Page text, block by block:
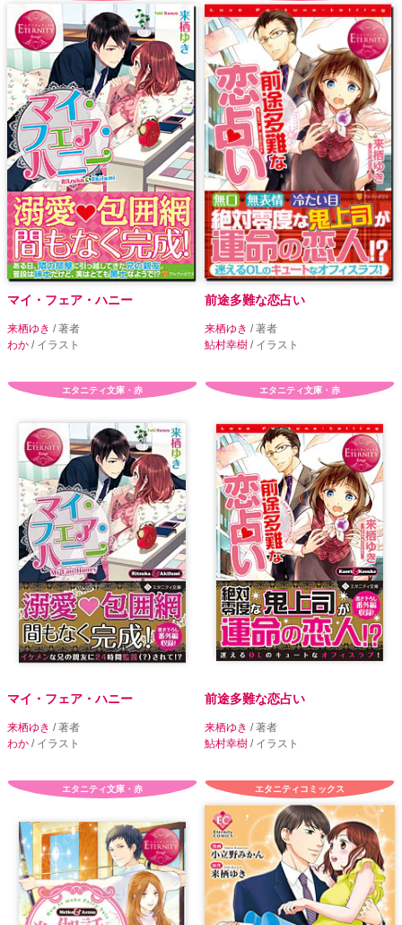
マイ・フェア・ハニー
来栖ゆき / 著者
わか / イラスト
前途多難な恋占い
来栖ゆき / 著者
鮎村幸樹 / イラスト
エタニティ文庫・赤
マイ・フェア・ハニー
来栖ゆき / 著者
わか / イラスト
エタニティ文庫・赤
前途多難な恋占い
来栖ゆき / 著者
鮎村幸樹 / イラスト
エタニティ文庫・赤 エタニティコミックス